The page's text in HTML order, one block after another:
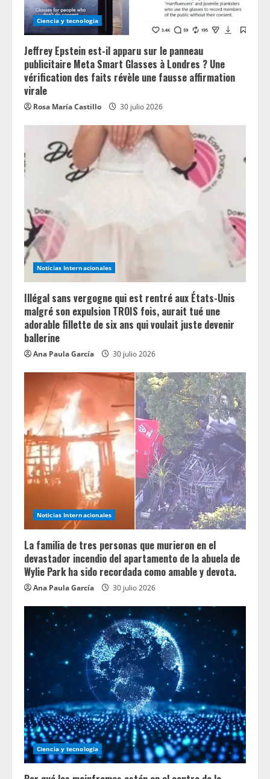
Ciencia y tecnologia
Jeffrey Epstein est-il apparu sur le panneau
publicitaire Meta Smart Glasses à Londres ? Une
vérification des faits révèle une fausse affirmation
virale
Rosa María Castillo 30 julio 2026
Noticias Internacionales
Illégal sans vergogne qui est rentré aux États-Unis
malgré son expulsion TROIS fois, aurait tué une
adorable fillette de six ans qui voulait juste devenir
ballerine
Ana Paula García 30 julio 2026
Noticias Internacionales
La familia de tres personas que murieron en el
devastador incendio del apartamento de la abuela de
Wylie Park ha sido recordada como amable y devota.
Ana Paula García 30 julio 2026
Ciencia y tecnologia